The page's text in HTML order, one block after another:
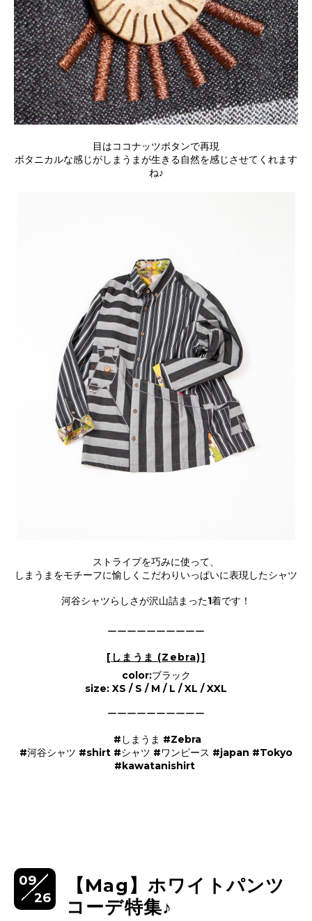
目はココナッツボタンで再現
ボタニカルな感じがしまうまが生きる自然を感じさせてくれます
ね♪
ストライプを巧みに使って、
しまうまをモチーフに愉しくこだわりいっぱいに表現したシャツ
河谷シャツらしさが沢山詰まった1着です！
ーーーーーーーーーー
[しまうま (Zebra)]
color:ブラック
size: XS / S / M / L / XL / XXL
ーーーーーーーーーー
#しまうま #Zebra
#河谷シャツ #shirt #シャツ #ワンピース #japan #Tokyo
#kawatanishirt
09
26
【Mag】ホワイトパンツ
コーデ特集♪